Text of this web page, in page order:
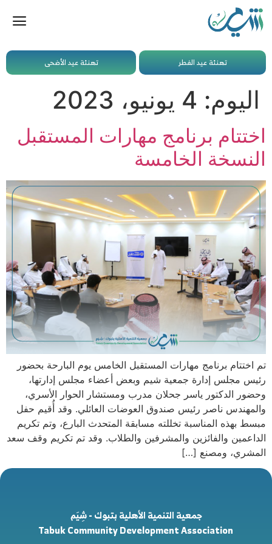
تهنئة عيد الفطر تهنئة عيد الأضحى
اليوم: 4 يونيو، 2023
اختتام برنامج مهارات المستقبل
النسخة الخامسة
تم اختتام برنامج مهارات المستقبل الخامس يوم البارحة بحضور
رئيس مجلس إدارة جمعية شيم وبعض أعضاء مجلس إدارتها،
وحضور الدكتور ياسر جحلان مدرب ومستشار الحوار الأسري،
والمهندس ناصر رئيس صندوق العوضات العائلي. وقد أُقيم حفل
مبسط بهذه المناسبة تخللته مسابقة المتحدث البارع، وتم تكريم
الداعمين والفائزين والمشرفين والطلاب. وقد تم تكريم وقف سعد
المشري، ومصنع […]
جمعية التنمية الأهلية بتبوك - شِيَم
Tabuk Community Development Association